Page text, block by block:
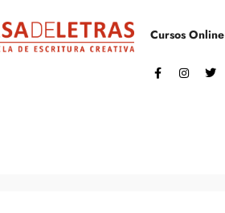
Cursos Online